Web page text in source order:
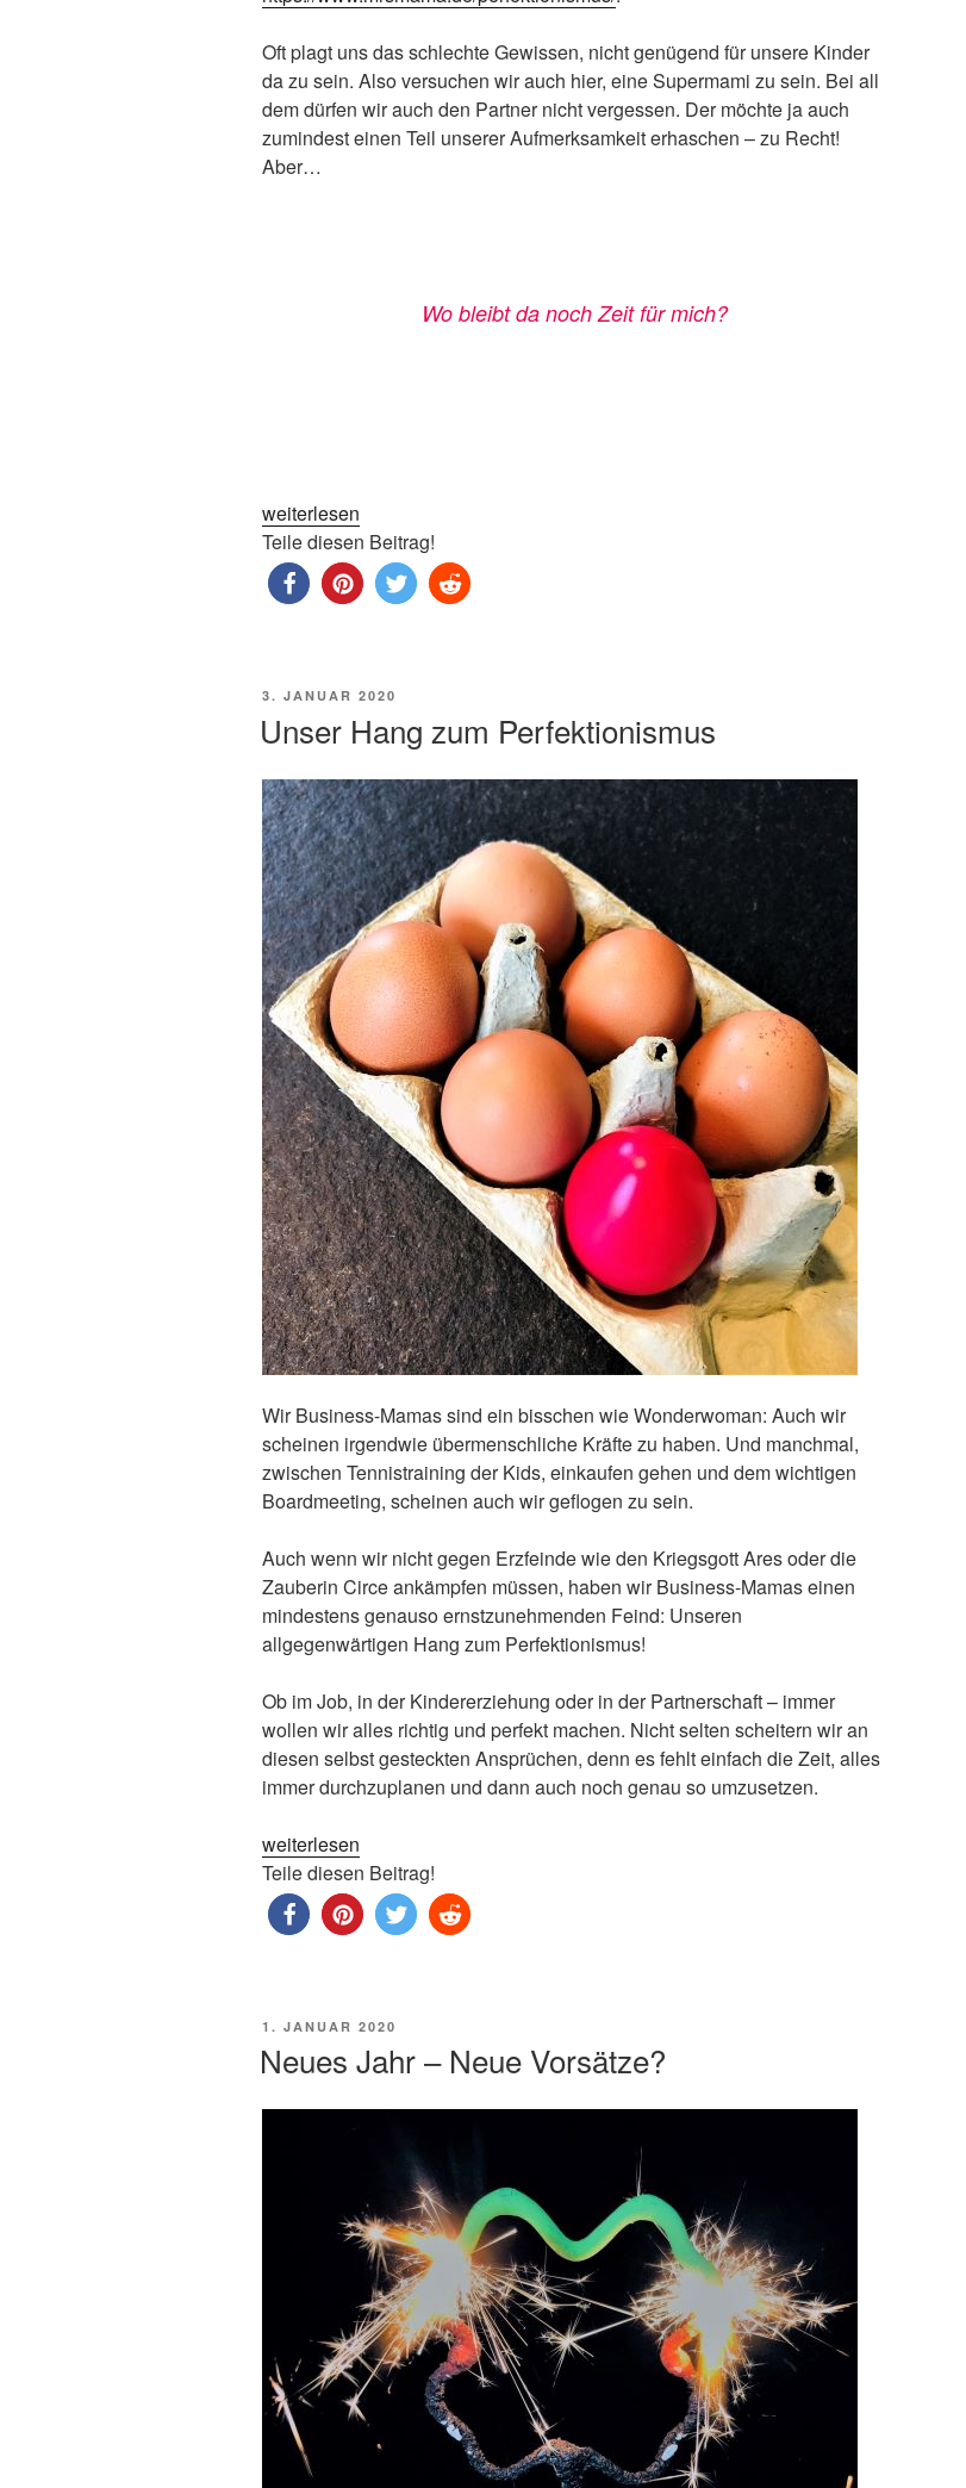
Oft plagt uns das schlechte Gewissen, nicht genügend für unsere Kinder
da zu sein. Also versuchen wir auch hier, eine Supermami zu sein. Bei all
dem dürfen wir auch den Partner nicht vergessen. Der möchte ja auch
zumindest einen Teil unserer Aufmerksamkeit erhaschen – zu Recht!
Aber…
Wo bleibt da noch Zeit für mich?
„Mama,
Chefin,
Ehefrau
–
für
weiterlesen
Teile diesen Beitrag!
VERÖFFENTLICHT
3. JANUAR 2020
Unser Hang zum Perfektionismus
Wir Business-Mamas sind ein bisschen wie Wonderwoman: Auch wir
scheinen irgendwie übermenschliche Kräfte zu haben. Und manchmal,
zwischen Tennistraining der Kids, einkaufen gehen und dem wichtigen
Boardmeeting, scheinen auch wir geflogen zu sein.
Auch wenn wir nicht gegen Erzfeinde wie den Kriegsgott Ares oder die
Zauberin Circe ankämpfen müssen, haben wir Business-Mamas einen
mindestens genauso ernstzunehmenden Feind: Unseren
allgegenwärtigen Hang zum Perfektionismus!
Ob im Job, in der Kindererziehung oder in der Partnerschaft – immer
wollen wir alles richtig und perfekt machen. Nicht selten scheitern wir an
diesen selbst gesteckten Ansprüchen, denn es fehlt einfach die Zeit, alles
immer durchzuplanen und dann auch noch genau so umzusetzen.
„Unser
Hang
zum
Perfektionismus“
weiterlesen
Teile diesen Beitrag!
VERÖFFENTLICHT
1. JANUAR 2020
Neues Jahr – Neue Vorsätze?